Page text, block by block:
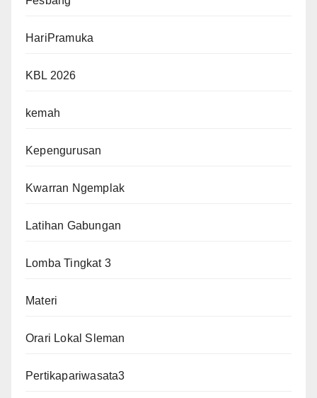
HariPramuka
KBL 2026
kemah
Kepengurusan
Kwarran Ngemplak
Latihan Gabungan
Lomba Tingkat 3
Materi
Orari Lokal Sleman
Pertikapariwasata3